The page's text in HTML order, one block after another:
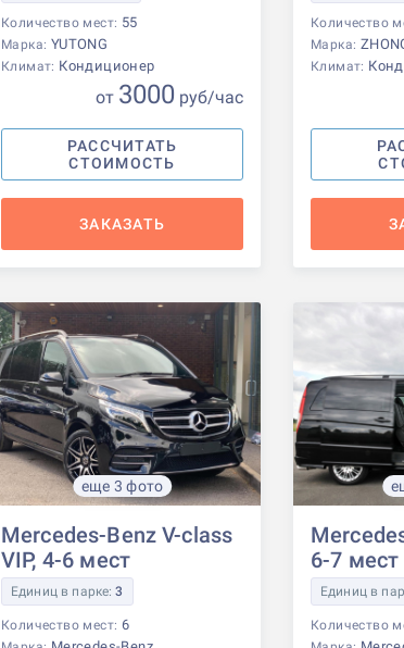
Количество мест: 55
Марка: YUTONG
Климат: Кондиционер
от 3000 руб/час
РАССЧИТАТЬ
СТОИМОСТЬ
ЗАКАЗАТЬ
Количество
Марка:
Климат:
еще 3 фото
Mercedes-Benz V-class
VIP, 4-6 мест
Единиц в парке:3
Количество мест: 6
6-7 мест
Единиц в
Количество